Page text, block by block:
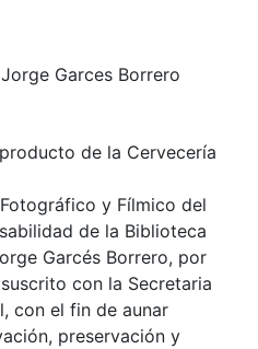
Garces Borrero
de la Cervecería
y Fílmico del
de la Biblioteca
Garcés Borrero, por
con la Secretaria
con el fin de aunar
preservación y